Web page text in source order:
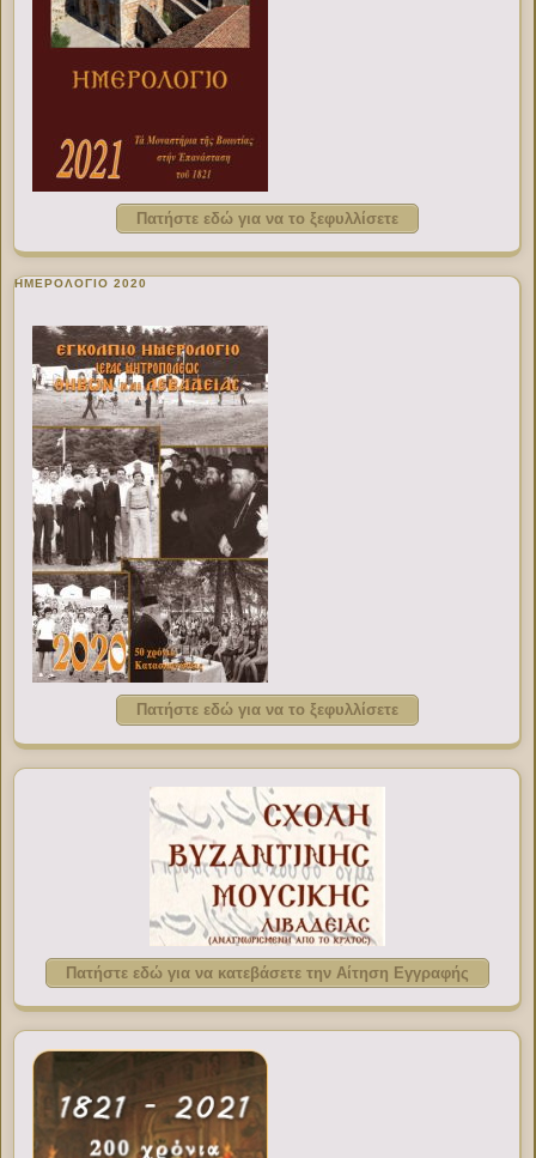
Πατήστε εδώ για να το ξεφυλλίσετε
ΗΜΕΡΟΛΟΓΙΟ 2020
Πατήστε εδώ για να το ξεφυλλίσετε
Πατήστε εδώ για να κατεβάσετε την Αίτηση Εγγραφής